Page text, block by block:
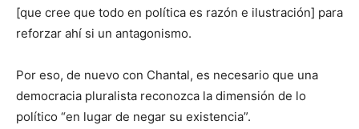
[que cree que todo en política es razón e ilustración] para
reforzar ahí si un antagonismo.
Por eso, de nuevo con Chantal, es necesario que una
democracia pluralista reconozca la dimensión de lo
político “en lugar de negar su existencia”.